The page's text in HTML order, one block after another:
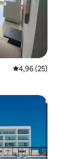
Évaluation
4,96 (25)